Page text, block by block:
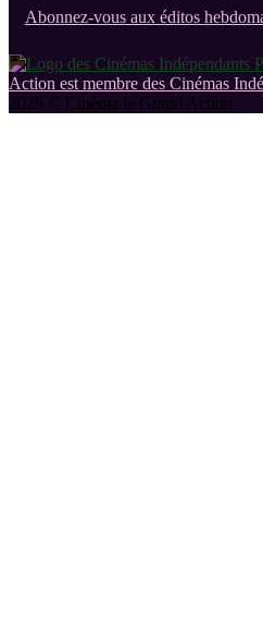
Abonnez-vous aux éditos
Action est membre des Cinémas
2026 © Cinéma le Grand Action